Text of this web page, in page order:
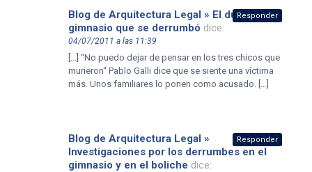
Blog de Arquitectura Legal » El dueño del
gimnasio que se derrumbó dice:
04/07/2011 a las 11:39
[…] “No puedo dejar de pensar en los tres chicos que
murieron“ Pablo Galli dice que se siente una víctima
más. Unos familiares lo ponen como acusado. […]
Responder
Blog de Arquitectura Legal »
Investigaciones por los derrumbes en el
gimnasio y en el boliche dice:
Responder